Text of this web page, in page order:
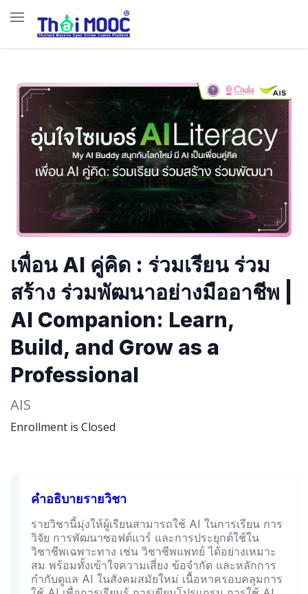
เพื่อน AI คู่คิด : ร่วมเรียน ร่วม
สร้าง ร่วมพัฒนาอย่างมืออาชีพ |
AI Companion: Learn,
Build, and Grow as a
Professional
AIS
Enrollment is Closed
คำอธิบายรายวิชา
รายวิชานี้มุ่งให้ผู้เรียนสามารถใช้ AI ในการเรียน การ
วิจัย การพัฒนาซอฟต์แวร์ และการประยุกต์ใช้ใน
วิชาชีพเฉพาะทาง เช่น วิชาชีพแพทย์ ได้อย่างเหมาะ
สม พร้อมทั้งเข้าใจความเสี่ยง ข้อจำกัด และหลักการ
กำกับดูแล AI ในสังคมสมัยใหม่ เนื้อหาครอบคลุมการ